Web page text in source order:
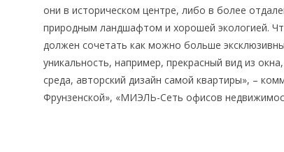
они в историческом центре, либо в более
природным ландшафтом и хорошей экологией.
должен сочетать как можно больше
уникальность, например, прекрасный вид из
среда, авторский дизайн самой квартиры», –
Фрунзенской», «МИЭЛЬ-Сеть офисов